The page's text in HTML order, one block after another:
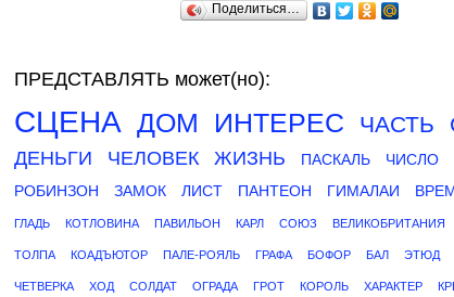
Поделиться…
ПРЕДСТАВЛЯТЬ может(но):
СЦЕНА ДОМ ИНТЕРЕС ЧАСТЬ
ДЕНЬГИ
ЧЕЛОВЕК ЖИЗНЬ ПАСКАЛЬ ЧИСЛО
РОБИНЗОН
ЗАМОК ЛИСТ ПАНТЕОН ГИМАЛАИ
ГЛАДЬ КОТЛОВИНА ПАВИЛЬОН КАРЛ СОЮЗ ВЕЛИКОБРИТАНИЯ
ТОЛПА КОАДЪЮТОР ПАЛЕ-РОЯЛЬ ГРАФА БОФОР БАЛ ЭТЮД
ЧЕТВЕРКА ХОД СОЛДАТ ОГРАДА ГРОТ КОРОЛЬ ХАРАКТЕР